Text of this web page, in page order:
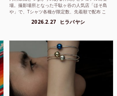
場。撮影場所となった千駄ヶ谷の人気店「ほそ島
や」で、Tシャツ各種が限定数、先着順で配布 こ
2026.2.27 ヒラバヤシ